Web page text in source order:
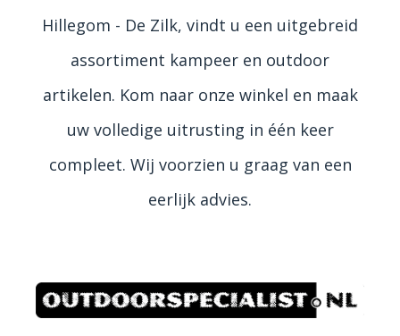
Hillegom - De Zilk, vindt u een uitgebreid
assortiment kampeer en outdoor
artikelen. Kom naar onze winkel en maak
uw volledige uitrusting in één keer
compleet. Wij voorzien u graag van een
eerlijk advies.